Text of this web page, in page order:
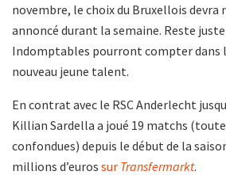
novembre, le choix du Bruxellois
annoncé durant la semaine. Reste
Indomptables pourront compter dans
nouveau jeune talent.
En contrat avec le RSC Anderlecht
Killian Sardella a joué 19 matchs
confondues) depuis le début de la
millions d’euros sur Transfermarkt.